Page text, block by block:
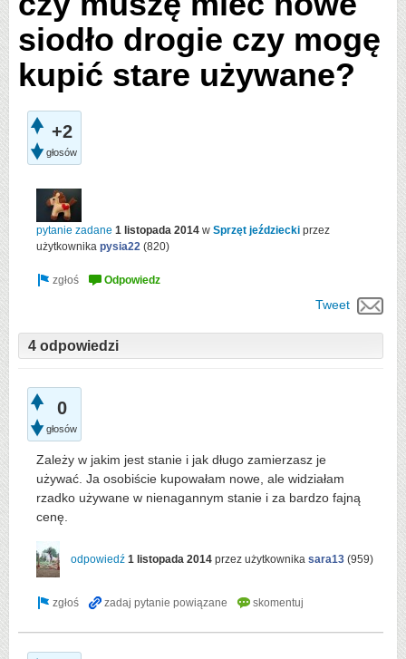
siodło drogie czy mogę
kupić stare używane?
+2
głosów
pytanie zadane 1 listopada 2014 w Sprzęt jeździecki przez
użytkownika pysia22 (820)
Tweet
4 odpowiedzi
0
głosów
Zależy w jakim jest stanie i jak długo zamierzasz je
używać. Ja osobiście kupowałam nowe, ale widziałam
rzadko używane w nienagannym stanie i za bardzo fajną
cenę.
odpowiedź 1 listopada 2014 przez użytkownika sara13 (959)